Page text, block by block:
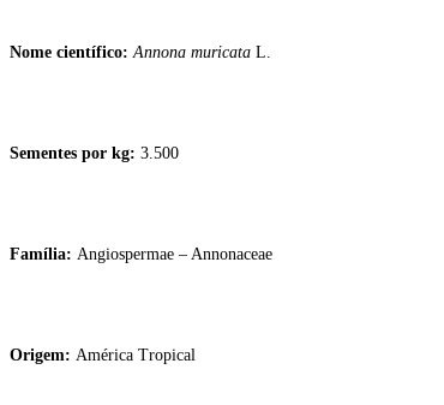
Nome científico: Annona muricata L.
Sementes por kg: 3.500
Família: Angiospermae – Annonaceae
Origem: América Tropical